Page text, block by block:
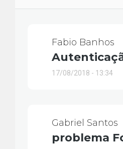
Fabio Banhos
17/08/2018 - 13:34
Gabriel Santos
problema